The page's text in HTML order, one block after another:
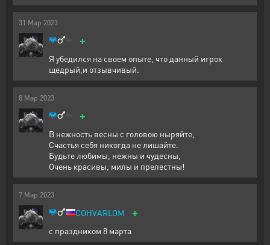
31 Мар 2023
+
Я убедился на своем опыте, что данный игрок
щедрый,и отзывчивый.
8 Мар 2023
+
В нежность весны с головою ныряйте,
Счастья себя никогда не лишайте.
Будьте любимы, нежны и чудесны,
Очень красивы, милы и прелестны!
7 Мар 2023
COHVARLOM +
с праздником 8 марта